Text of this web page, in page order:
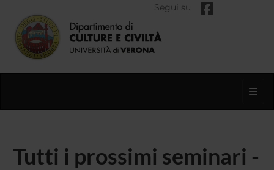
Segui su
Tutti i prossimi seminari -